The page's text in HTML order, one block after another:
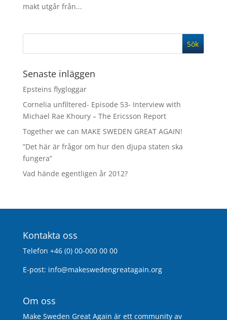
makt utgår från...
Senaste inläggen
Epsteins flygloggar
Cornelia unfiltered- Episode 53- Interview with
Michael Rae Khoury – The Ericsson Report
Together we can MAKE SWEDEN GREAT AGAIN!
”Det här är frågor om hur den djupa staten ska
fungera”
Vad hände egentligen år 2012?
Kontakta oss
Telefon +46 (0) 00-000 00 00
E-post: info@makeswedengreatagain.org
Om oss
Make Sweden Great Again är ett community av